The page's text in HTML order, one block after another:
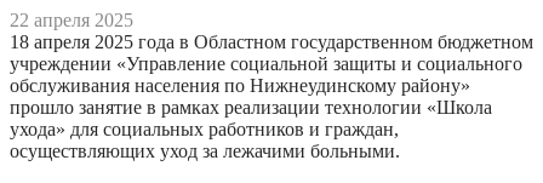
22 апреля 2025
18 апреля 2025 года в Областном государственном бюджетном
учреждении «Управление социальной защиты и социального
обслуживания населения по Нижнеудинскому району»
прошло занятие в рамках реализации технологии «Школа
ухода» для социальных работников и граждан,
осуществляющих уход за лежачими больными.